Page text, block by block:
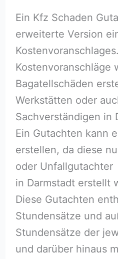
Ein Kfz Schaden
erweiterte Version
Kostenvoranschlages.
Kostenvoranschläge
Bagatellschäden
Werkstätten oder
Sachverständigen in
Ein Gutachten kann
erstellen, da diese
oder Unfallgutachter
in Darmstadt erstellt
Diese Gutachten
Stundensätze und
Stundensätze der
und darüber hinaus